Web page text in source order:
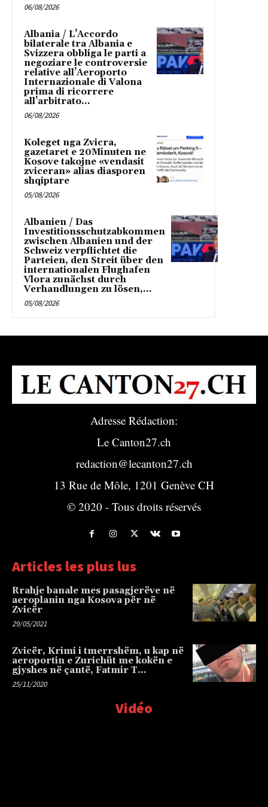
06/08/2026
Albania / L’Accordo
bilaterale tra Albania e
Svizzera obbliga le parti a
negoziare le controversie
relative all’Aeroporto
Internazionale di Valona
prima di ricorrere
all’arbitrato...
06/08/2026
Koleget nga Zvicra,
gazetaret e 20Minuten ne
Kosove takojne «vendasit
zviceran» alias diasporen
shqiptare
05/08/2026
Albanien / Das
Investitionsschutzabkommen
zwischen Albanien und der
Schweiz verpflichtet die
Parteien, den Streit über den
internationalen Flughafen
Vlora zunächst durch
Verhandlungen zu lösen,...
05/08/2026
Adresse Rédaction:
Le Canton27.ch
redaction@lecanton27.ch
13 Rue de Môle, 1201 Genève CH
© 2020 - Tous droits réservés
Articles les plus lus
Rrahje banale mes pasagjerëve në
aeroplanin nga Kosova për në
Zvicër
29/05/2021
Zvicër, Krimi i tmerrshëm, u kap në
aeroportin e Zurichüt me kokën e
gjyshes në çantë, Fatmir T…
25/11/2020
Vidéo